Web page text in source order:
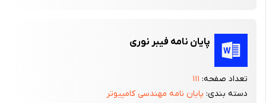
شده است مرتبط می شود مانند اتصال پوسته ژنراتورها به زمین .
اطلاعات و نکات ضروری برای داشتن یک سیستم حفاظتی مطمئن
داشتن اطلاعات لازم جهت ایجاد زمین در هر نقطه ایستگاه
پایان نامه فیبر نوری
تعداد صفحه: ۱۱۱
دسته بندی: پایان نامه مهندسی کامپیوتر